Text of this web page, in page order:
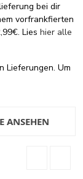
bei dir
vorfrankfierten
Lies hier alle
Lieferungen. Um
ANSEHEN